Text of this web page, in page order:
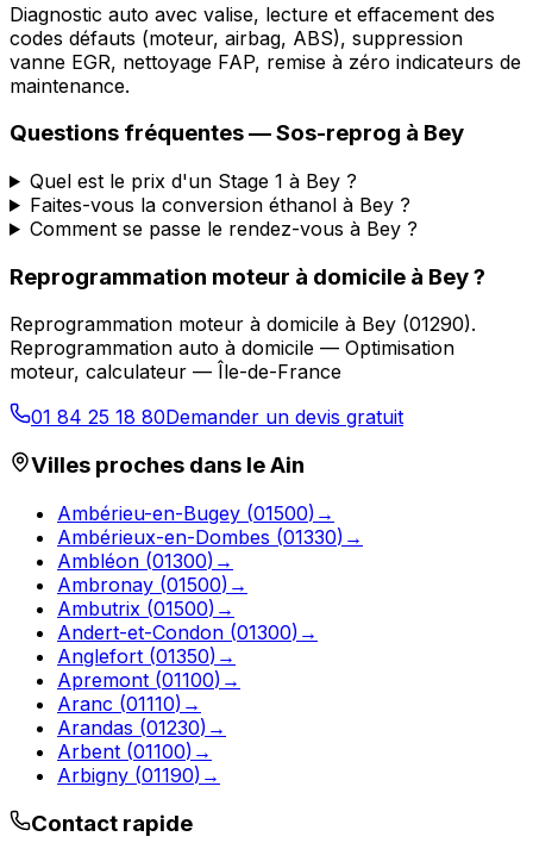
Diagnostic auto avec valise, lecture et effacement des
codes défauts (moteur, airbag, ABS), suppression
vanne EGR, nettoyage FAP, remise à zéro indicateurs de
maintenance.
Questions fréquentes —Sos-reprog à Bey
Quel est le prix d'un Stage 1 à Bey ?
Faites-vous la conversion éthanol à Bey ?
Comment se passe le rendez-vous à Bey ?
Reprogrammation moteur à domicile à Bey?
Reprogrammation moteur à domicile à Bey (01290).
Reprogrammation auto à domicile — Optimisation
moteur, calculateur — Île-de-France
01 84 25 18 80Demander un devis gratuit
Villes proches dans leAin
Ambérieu-en-Bugey (01500) →
Ambérieux-en-Dombes (01330) →
Ambléon (01300) →
Ambronay (01500) →
Ambutrix (01500) →
Andert-et-Condon (01300) →
Anglefort (01350) →
Apremont (01100) →
Aranc (01110) →
Arandas (01230) →
Arbent (01100) →
Arbigny (01190) →
Contact rapide